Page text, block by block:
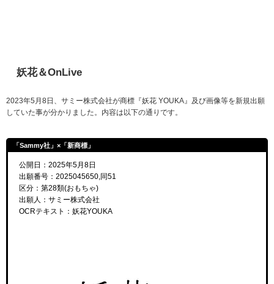
妖花＆OnLive
2023年5月8日、サミー株式会社が商標『妖花 YOUKA』及び画像等を新規出願
していた事が分かりました。内容は以下の通りです。
「Sammy社」×「新商標」
公開日：2025年5月8日
出願番号：2025045650,同51
区分：第28類(おもちゃ)
出願人：サミー株式会社
OCRテキスト：妖花YOUKA